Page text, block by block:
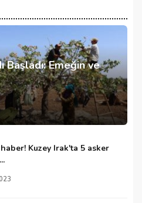
Başladı: Emeğin ve
Kuzey Irak'ta 5 asker